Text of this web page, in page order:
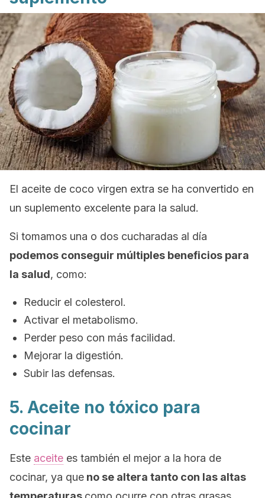
El aceite de coco virgen extra se ha convertido en
un suplemento excelente para la salud.
Si tomamos una o dos cucharadas al día
podemos conseguir múltiples beneficios para
la salud, como:
Reducir el colesterol.
Activar el metabolismo.
Perder peso con más facilidad.
Mejorar la digestión.
Subir las defensas.
5. Aceite no tóxico para
cocinar
Este aceite es también el mejor a la hora de
cocinar, ya que no se altera tanto con las altas